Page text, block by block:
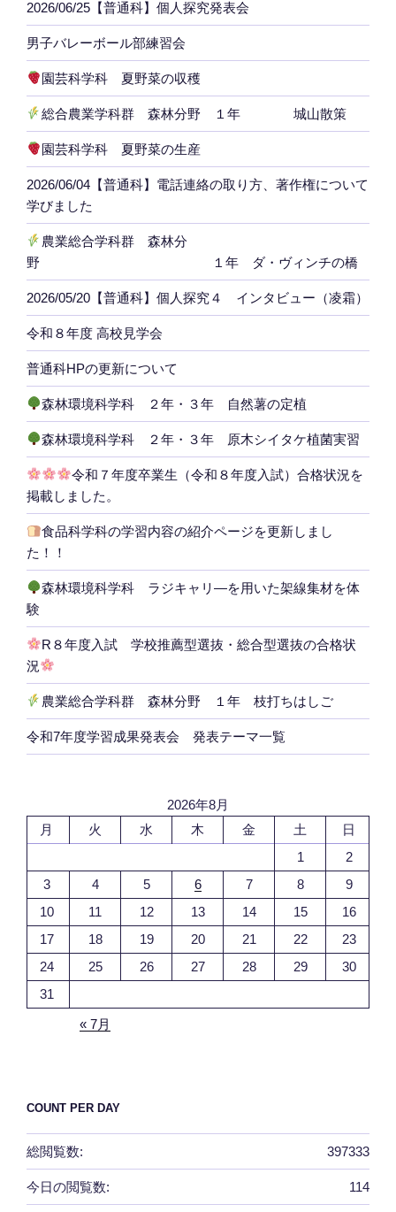
2026/06/25【普通科】個人探究発表会
男子バレーボール部練習会
園芸科学科 夏野菜の収穫
総合農業学科群 森林分野 １年 城山散策
園芸科学科 夏野菜の生産
2026/06/04【普通科】電話連絡の取り方、著作権について
学びました
農業総合学科群 森林分
野 １年 ダ・ヴィンチの橋
2026/05/20【普通科】個人探究４ インタビュー（凌霜）
令和８年度 高校見学会
普通科HPの更新について
森林環境科学科 ２年・３年 自然薯の定植
森林環境科学科 ２年・３年 原木シイタケ植菌実習
令和７年度卒業生（令和８年度入試）合格状況を
掲載しました。
食品科学科の学習内容の紹介ページを更新しまし
た！！
森林環境科学科 ラジキャリ―を用いた架線集材を体
験
R８年度入試 学校推薦型選抜・総合型選抜の合格状
況
農業総合学科群 森林分野 １年 枝打ちはしご
令和7年度学習成果発表会 発表テーマ一覧
2026年8月
月
火 水 木 金 土
日
1
2
3
4 5 6 7 8
9
10
11 12 13 14 15
16
17
18 19 20 21 22
23
24
25 26 27 28 29
30
31
« 7月
COUNT PER DAY
397333
総閲覧数:
114
今日の閲覧数: